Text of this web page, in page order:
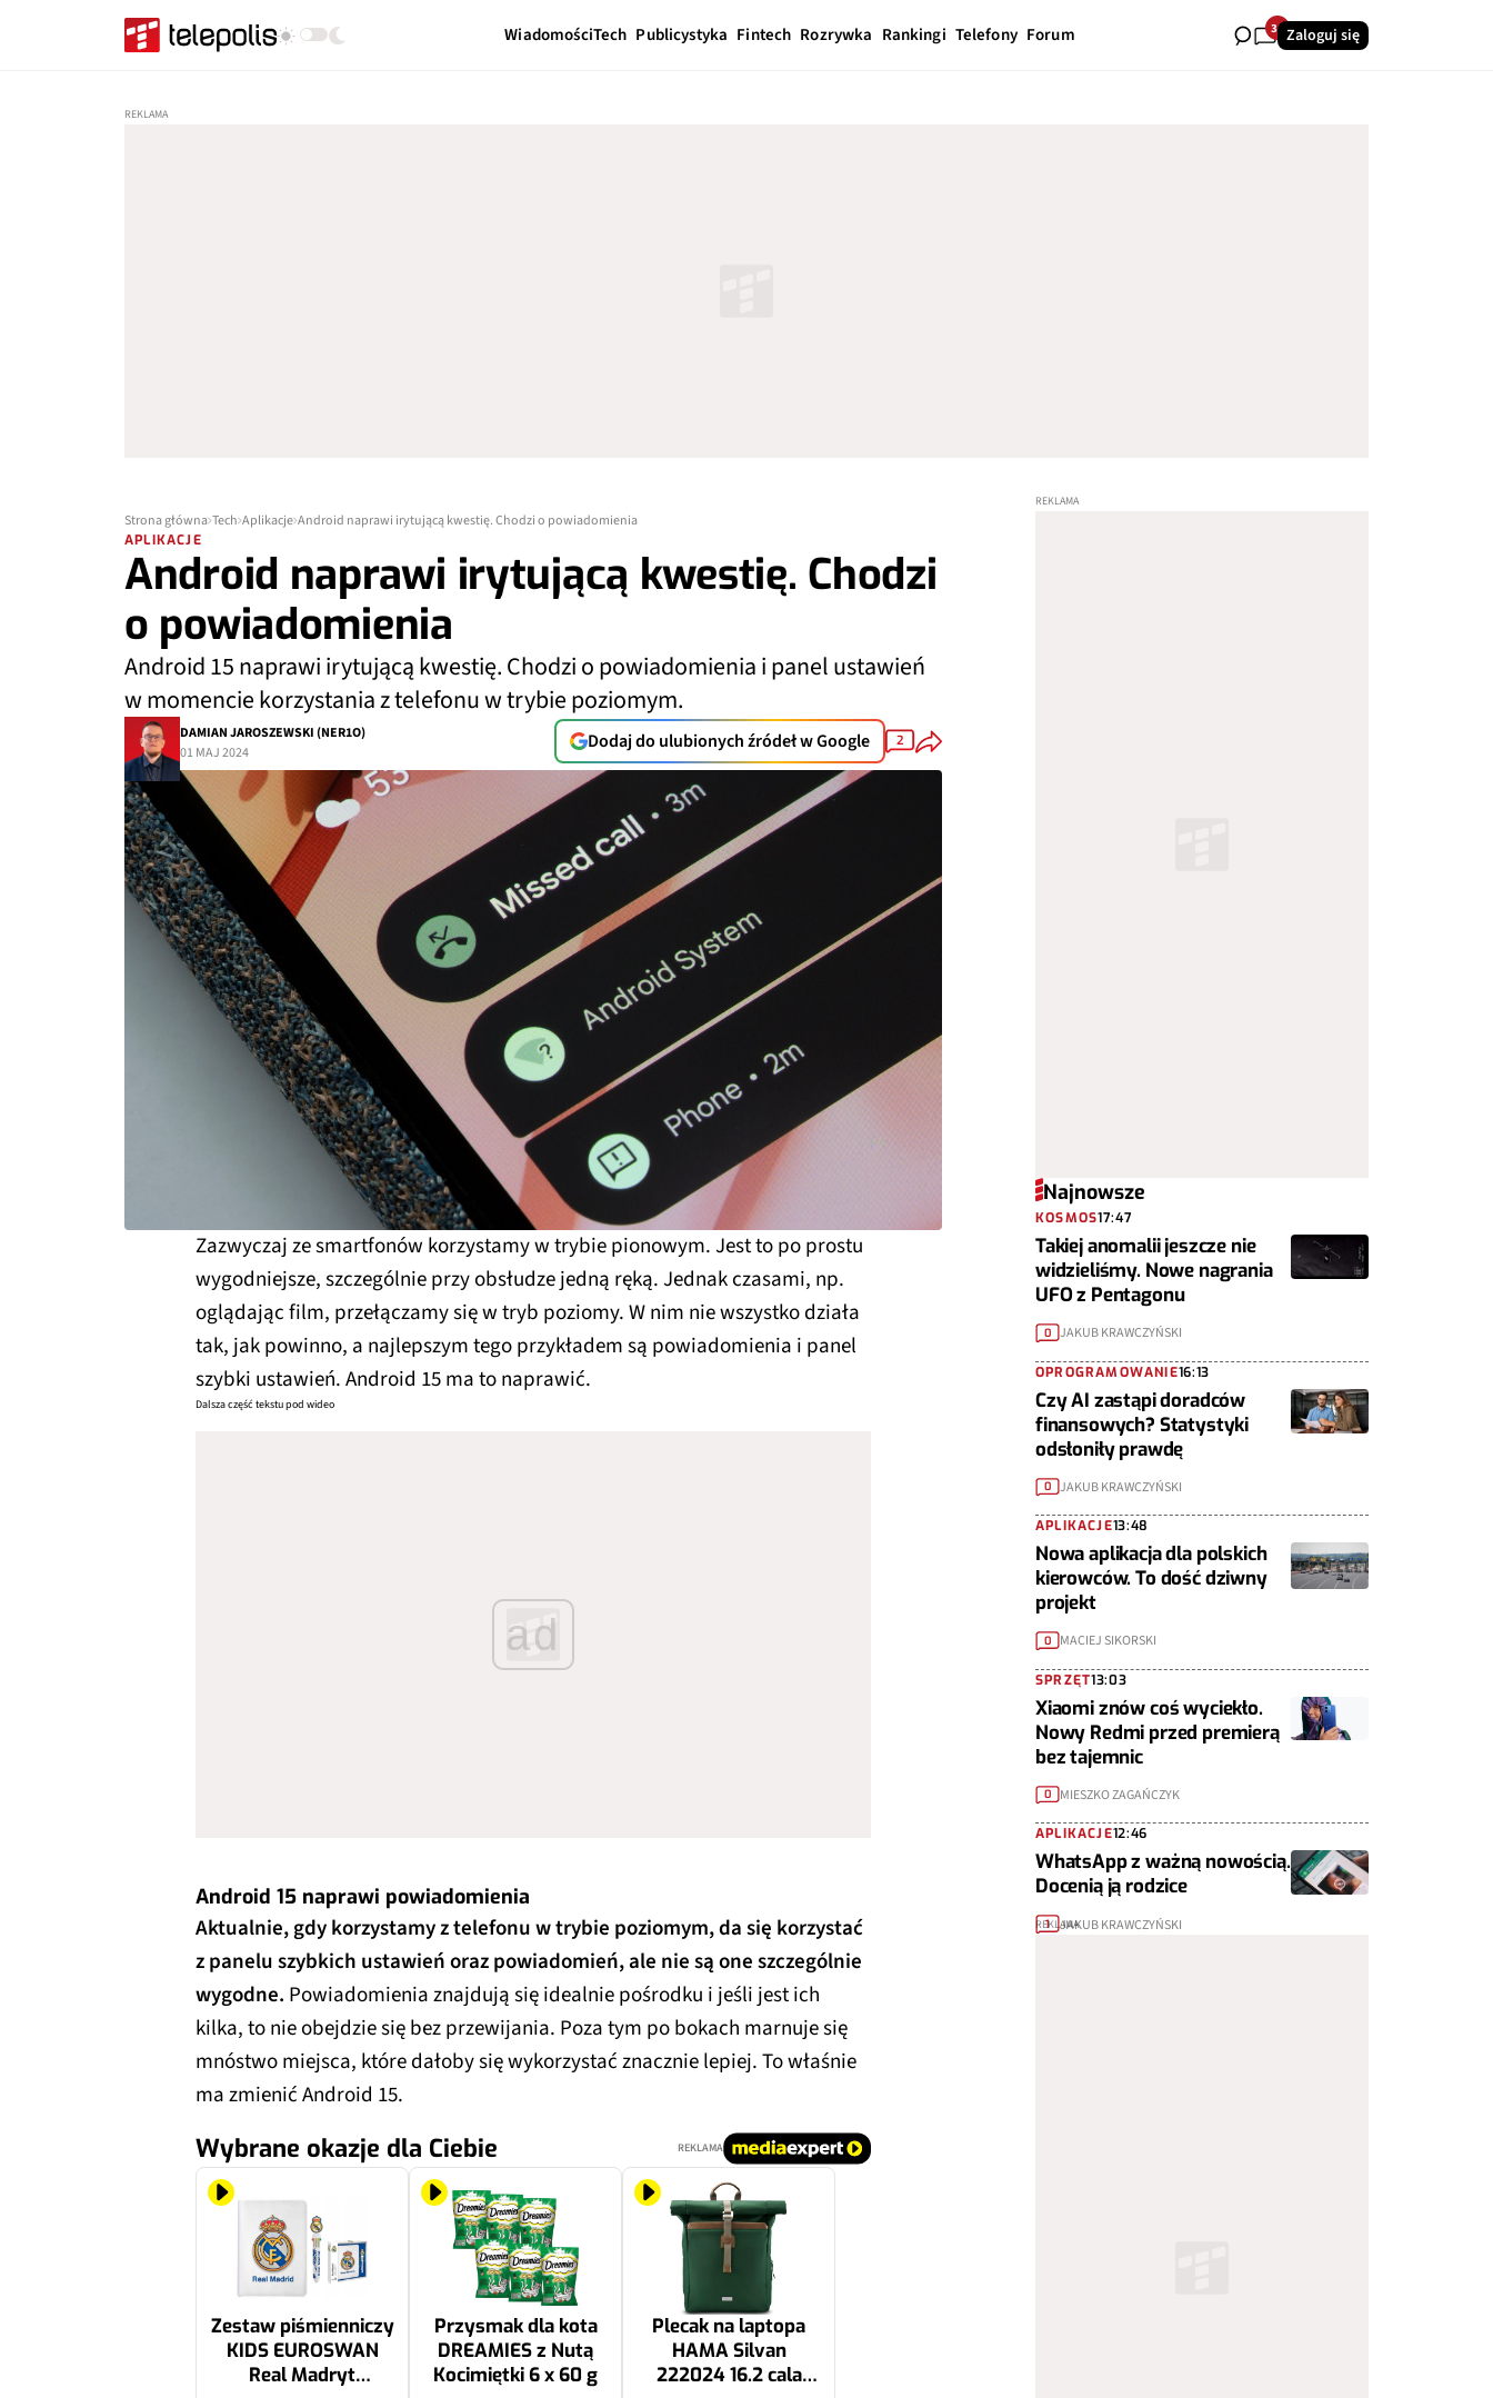
WiadomościTech Publicystyka Fintech Rozrywka Rankingi Telefony Forum 34Zaloguj się
Strona główna Tech Aplikacje Android naprawi irytującą kwestię. Chodzi o powiadomienia
APLIKACJE
Android naprawi irytującą kwestię. Chodzi
o powiadomienia
Android 15 naprawi irytującą kwestię. Chodzi o powiadomienia i panel ustawień
w momencie korzystania z telefonu w trybie poziomym.
DAMIAN JAROSZEWSKI (NER1O)
01 MAJ 2024
Dodaj do ulubionych źródeł w Google 2
Zazwyczaj ze smartfonów korzystamy w trybie pionowym. Jest to po prostu
wygodniejsze, szczególnie przy obsłudze jedną ręką. Jednak czasami, np.
oglądając film, przełączamy się w tryb poziomy. W nim nie wszystko działa
tak, jak powinno, a najlepszym tego przykładem są powiadomienia i panel
szybki ustawień. Android 15 ma to naprawić.
Dalsza część tekstu pod wideo
ad
Android 15 naprawi powiadomienia
Aktualnie, gdy korzystamy z telefonu w trybie poziomym, da się korzystać
z panelu szybkich ustawień oraz powiadomień, ale nie są one szczególnie
wygodne. Powiadomienia znajdują się idealnie pośrodku i jeśli jest ich
kilka, to nie obejdzie się bez przewijania. Poza tym po bokach marnuje się
mnóstwo miejsca, które dałoby się wykorzystać znacznie lepiej. To właśnie
ma zmienić Android 15.
Wybrane okazje dla Ciebie REKLAMA
Zestaw piśmienniczy
KIDS EUROSWAN
Real Madryt
Przysmak dla kota
DREAMIES z Nutą
Kocimiętki 6 x 60 g
Plecak na laptopa
HAMA Silvan
222024 16.2 cala
Najnowsze
KOSMOS17:47
Takiej anomalii jeszcze nie
widzieliśmy. Nowe nagrania
UFO z Pentagonu
0 JAKUB KRAWCZYŃSKI
OPROGRAMOWANIE16:13
Czy AI zastąpi doradców
finansowych? Statystyki
odsłoniły prawdę
0 JAKUB KRAWCZYŃSKI
APLIKACJE13:48
Nowa aplikacja dla polskich
kierowców. To dość dziwny
projekt
0 MACIEJ SIKORSKI
SPRZĘT13:03
Xiaomi znów coś wyciekło.
Nowy Redmi przed premierą
bez tajemnic
0 MIESZKO ZAGAŃCZYK
APLIKACJE12:46
WhatsApp z ważną nowością.
Docenią ją rodzice
1 JAKUB KRAWCZYŃSKI